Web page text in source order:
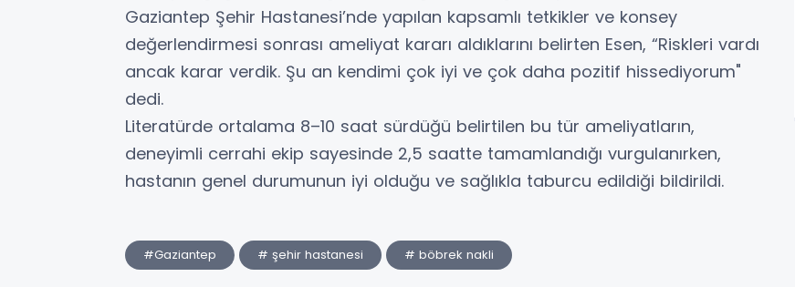
Gaziantep Şehir Hastanesi’nde yapılan kapsamlı tetkikler ve konsey
değerlendirmesi sonrası ameliyat kararı aldıklarını belirten Esen, “Riskleri vardı
ancak karar verdik. Şu an kendimi çok iyi ve çok daha pozitif hissediyorum"
dedi.
Literatürde ortalama 8–10 saat sürdüğü belirtilen bu tür ameliyatların,
deneyimli cerrahi ekip sayesinde 2,5 saatte tamamlandığı vurgulanırken,
hastanın genel durumunun iyi olduğu ve sağlıkla taburcu edildiği bildirildi.
#Gaziantep # şehir hastanesi # böbrek nakli